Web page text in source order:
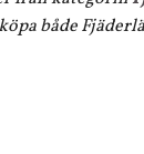
både